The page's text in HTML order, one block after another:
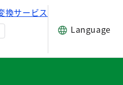
換サービス
Language